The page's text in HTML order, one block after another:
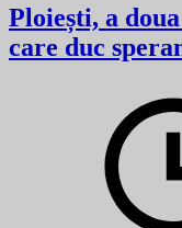
Ploiești, a
care duc